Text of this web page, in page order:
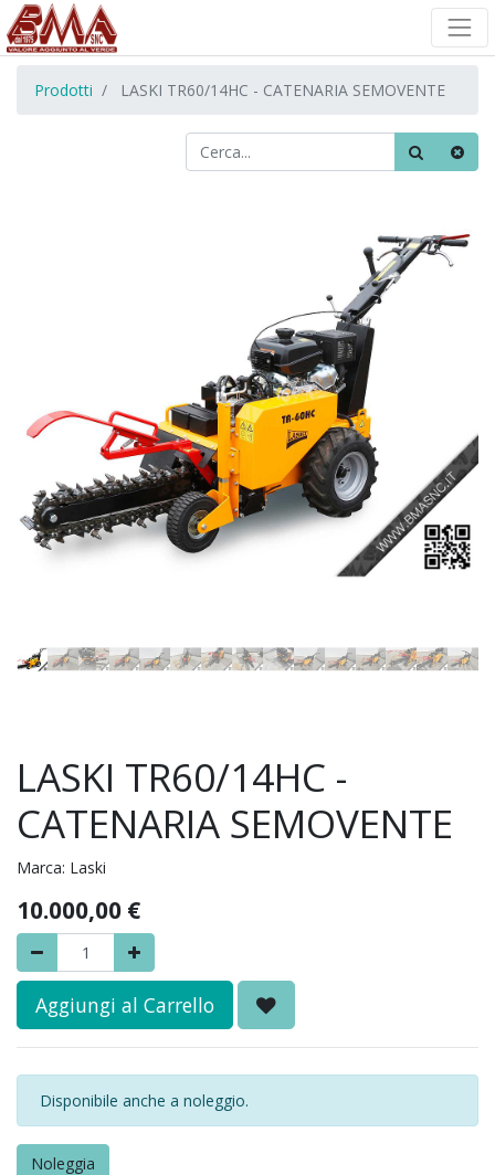
Prodotti LASKI TR60/14HC - CATENARIA SEMOVENTE
LASKI TR60/14HC -
CATENARIA SEMOVENTE
Marca: Laski
10.000,00 €
Aggiungi al Carrello
Disponibile anche a noleggio.
Noleggia